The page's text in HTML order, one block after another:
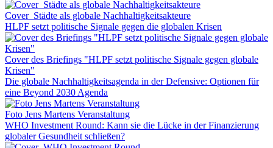
Cover_Städte als globale Nachhaltigkeitsakteure
HLPF setzt politische Signale gegen die globalen Krisen
Cover des Briefings "HLPF setzt politische Signale gegen globale
Krisen"
Die globale Nachhaltigkeitsagenda in der Defensive: Optionen für
eine Beyond 2030 Agenda
Foto Jens Martens Veranstaltung
WHO Investment Round: Kann sie die Lücke in der Finanzierung
globaler Gesundheit schließen?